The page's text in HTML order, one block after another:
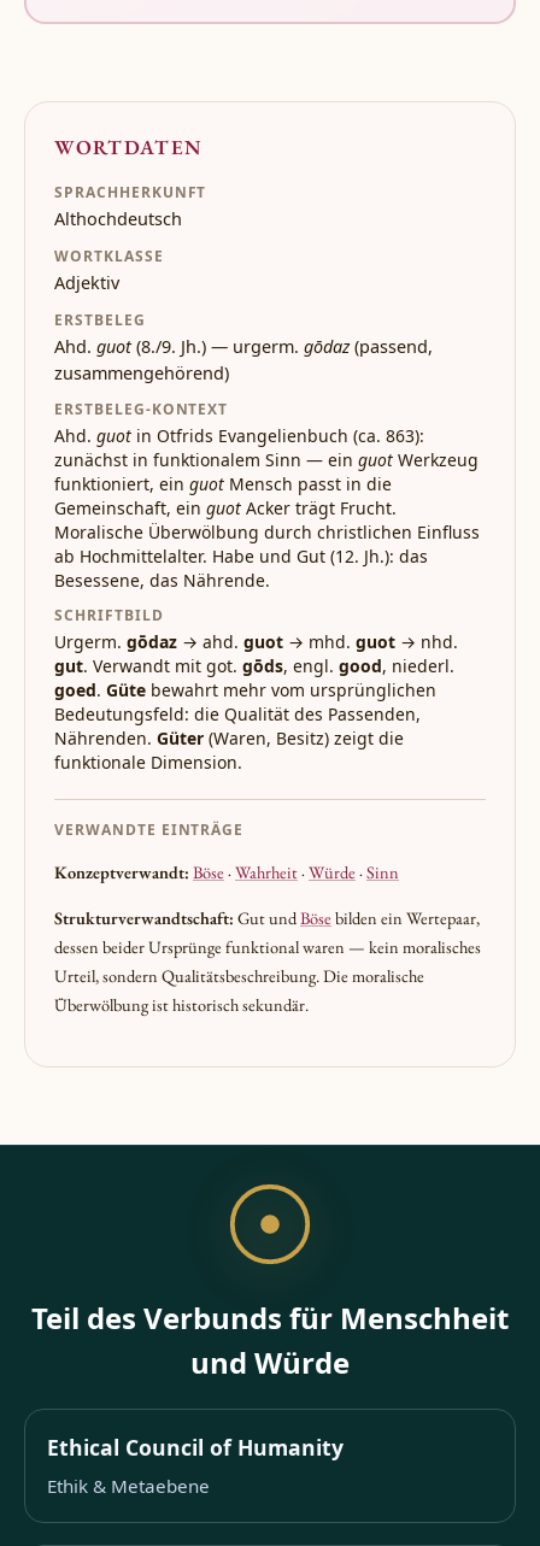
WORTDATEN
SPRACHHERKUNFT
Althochdeutsch
WORTKLASSE
Adjektiv
ERSTBELEG
Ahd. guot(8./9. Jh.) — urgerm. gōdaz(passend,
zusammengehörend)
ERSTBELEG-KONTEXT
Ahd. guot in Otfrids Evangelienbuch (ca. 863):
zunächst in funktionalem Sinn — ein guot Werkzeug
funktioniert, ein guot Mensch passt in die
Gemeinschaft, ein guot Acker trägt Frucht.
Moralische Überwölbung durch christlichen Einfluss
ab Hochmittelalter. Habe und Gut (12. Jh.): das
Besessene, das Nährende.
SCHRIFTBILD
Urgerm. gōdaz → ahd. guot → mhd. guot → nhd.
gut. Verwandt mit got. gōds, engl. good, niederl.
goed. Güte bewahrt mehr vom ursprünglichen
Bedeutungsfeld: die Qualität des Passenden,
Nährenden. Güter (Waren, Besitz) zeigt die
funktionale Dimension.
VERWANDTE EINTRÄGE
Konzeptverwandt: Böse·Wahrheit·Würde·Sinn
Strukturverwandtschaft: Gut undBösebilden ein Wertepaar,
dessen beider Ursprünge funktional waren — kein moralisches
Urteil, sondern Qualitätsbeschreibung. Die moralische
Überwölbung ist historisch sekundär.
Teil des Verbunds für Menschheit
und Würde
Ethical Council of Humanity
Ethik & Metaebene